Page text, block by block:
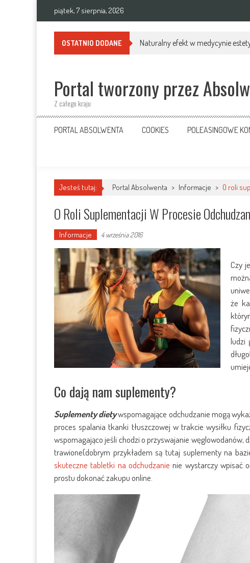
piątek, 7 sierpnia, 2026
OSTATNIO DODANE Naturalny efekt w medycynie
Portal tworzony przez
Z całego kraju
PORTAL ABSOLWENTA COOKIES POLEASINGOWE
Jesteś tutaj: Portal Absolwenta > Informacje > O roli
O Roli Suplementacji W Procesie
Informacje 4 września 2016
Czy
że
ludzi
Co dają nam suplementy?
Suplementy dietywspomagające odchudzanie mogą
proces spalania tkanki tłuszczowej w trakcie wysiłku
wspomagająco jeśli chodzi o przyswajanie węglowodanów,
trawione(dobrym przykładem są tutaj suplementy na
skuteczne tabletki na odchudzanie nie wystarczy wpisać
prostu dokonać zakupu online.